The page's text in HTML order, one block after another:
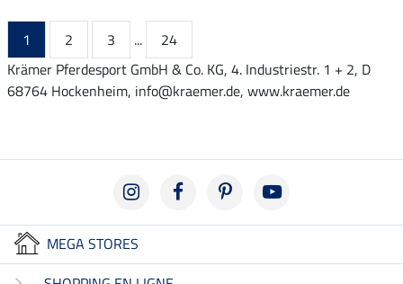
1 2 3 ...
24
Krämer Pferdesport GmbH & Co. KG, 4. Industriestr. 1 + 2, D
68764 Hockenheim, info@kraemer.de, www.kraemer.de
MEGA STORES